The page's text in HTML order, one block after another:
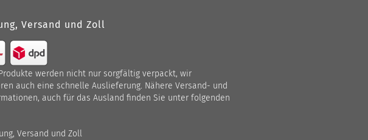
Versand und Zoll
werden nicht nur sorgfältig verpackt, wir
auch eine schnelle Auslieferung. Nähere Versand- und
auch für das Ausland finden Sie unter folgenden
Versand und Zoll